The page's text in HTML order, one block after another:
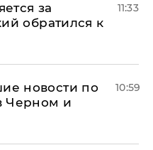
за
обратился к
11:33
новости по
Черном и
10:59